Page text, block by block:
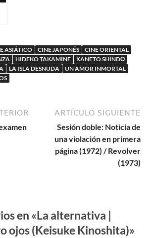
ASIÁTICO CINE JAPONÉS
CINE ORIENTAL
HIDEKO TAKAMINE
KANETO SHINDŌ
LA ISLA DESNUDA
UN AMOR INMORTAL
ARTÍCULO SIGUIENTE
Sesión doble: Noticia de
una violación en primera
página (1972) / Revolver
(1973)
en «La alternativa |
ojos (Keisuke Kinoshita)»